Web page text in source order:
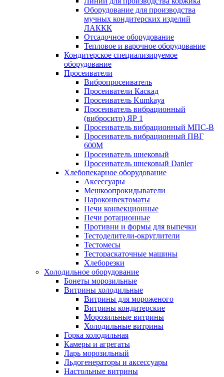
Оборудование для производства
мучных кондитерских изделий
ЛАККК
Отсадочное оборудование
Тепловое и варочное оборудование
Кондитерское специализируемое
оборудование
Просеиватели
Вибропросеиватель
Просеиватели Каскад
Просеиватель Kumkaya
Просеиватель вибрационный
(вибросито) ЯР 1
Просеиватель вибрационный МПС-В
Просеиватель вибрационный ПВГ
600М
Просеиватель шнековый
Просеиватель шнековый Danler
Хлебопекарное оборудование
Аксессуары
Мешкоопрокидыватели
Пароконвектоматы
Печи конвекционные
Печи ротационные
Противни и формы для выпечки
Тестоделители-округлители
Тестомесы
Тестораскаточные машины
Хлеборезки
Холодильное оборудование
Бонеты морозильные
Витрины холодильные
Витрины для мороженого
Витрины кондитерские
Морозильные витрины
Холодильные витрины
Горка холодильная
Камеры и агрегаты
Ларь морозильный
Льдогенераторы и аксессуары
Настольные витрины